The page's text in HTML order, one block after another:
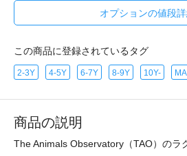
オプションの値段
この商品に登録されているタグ
2-3Y 4-5Y 6-7Y 8-9Y 10Y-
商品の説明
The Animals Observatory（TAO）のラ